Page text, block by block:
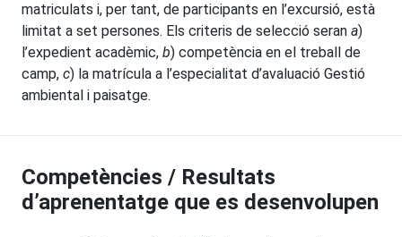
matriculats i, per tant, de participants en l’excursió, està
limitat a set persones. Els criteris de selecció seran a)
l’expedient acadèmic, b) competència en el treball de
camp, c) la matrícula a l’especialitat d’avaluació Gestió
ambiental i paisatge.
Competències / Resultats
d’aprenentatge que es desenvolupen